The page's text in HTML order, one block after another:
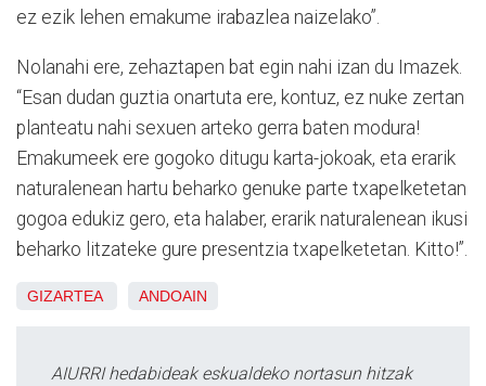
ez ezik lehen emakume irabazlea naizelako”.
Nolanahi ere, zehaztapen bat egin nahi izan du Imazek.
“Esan dudan guztia onartuta ere, kontuz, ez nuke zertan
planteatu nahi sexuen arteko gerra baten modura!
Emakumeek ere gogoko ditugu karta-jokoak, eta erarik
naturalenean hartu beharko genuke parte txapelketetan
gogoa edukiz gero, eta halaber, erarik naturalenean ikusi
beharko litzateke gure presentzia txapelketetan. Kitto!”.
GIZARTEA ANDOAIN
AIURRI hedabideak eskualdeko nortasun hitzak